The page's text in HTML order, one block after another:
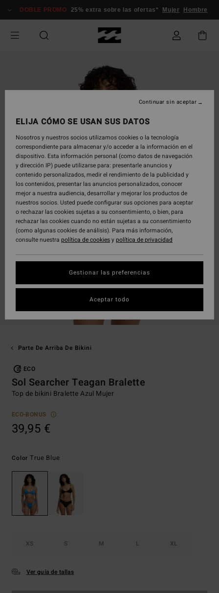
información
DOBLE PROMO 25% extra sobre las ofertas* Mujer Hombre
Parte De Arriba De Bikini
ECO
Sol Searcher Teagan Bralette
Top de bikini Bralette Azul Mujer
ECO-BONUS
39,95 €
ColorTrue Blue
XS S M L XL
Ver guía de tallas
ELIJA CÓMO SE USAN SUS DATOS
Nosotros y nuestros socios utilizamos cookies o la tecnología
correspondiente para almacenar y/o acceder a la información en el
dispositivo. Esta información personal (como datos de navegación
y dirección IP) puede utilizarse para: presentarle anuncios y
contenido personalizados, medir el rendimiento de la publicidad y
los contenidos, presentar las anuncios personalizados, conocer
mejor a nuestra audiencia, desarrollar y mejorar los productos de
nuestros socios. Usted puede configurar sus opciones para aceptar
o rechazar las cookies sujetas a su consentimiento, o bien, para
rechazar las cookies cuando no están sujetas a su consentimiento
(como algunas cookies de análisis). Para más información,
consulte nuestra política de cookiesypolítica de privacidad
Gestionar las preferencias
Continuar sin aceptar
Aceptar todo